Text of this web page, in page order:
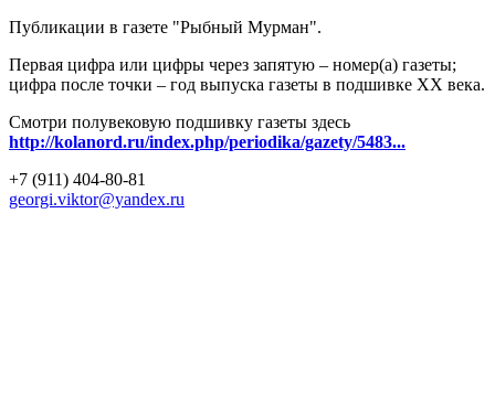
Публикации в газете "Рыбный Мурман".
Первая цифра или цифры через запятую – номер(а) газеты;
цифра после точки – год выпуска газеты в подшивке ХХ века.
Смотри полувековую подшивку газеты здесь
http://kolanord.ru/index.php/periodika/gazety/5483...
+7 (911) 404-80-81
georgi.viktor@yandex.ru